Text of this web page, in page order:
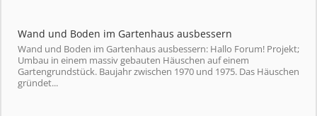
Wand und Boden im Gartenhaus ausbessern
Wand und Boden im Gartenhaus ausbessern: Hallo Forum! Projekt;
Umbau in einem massiv gebauten Häuschen auf einem
Gartengrundstück. Baujahr zwischen 1970 und 1975. Das Häuschen
gründet...